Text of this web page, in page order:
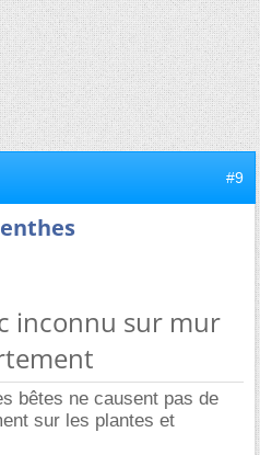
#9
inconnu sur mur
bêtes ne causent pas de
sur les plantes et